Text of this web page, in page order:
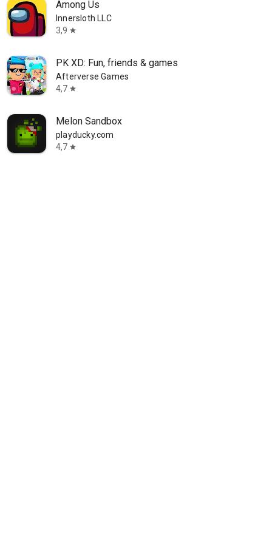
Among Us
Innersloth LLC
3,9 star
PK XD: Fun, friends & games
Afterverse Games
4,7 star
Melon Sandbox
playducky.com
4,7 star